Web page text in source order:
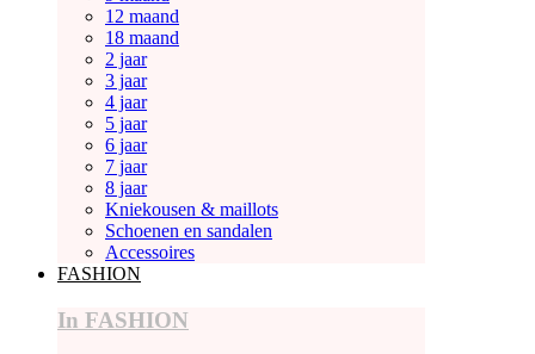
12 maand
18 maand
2 jaar
3 jaar
4 jaar
5 jaar
6 jaar
7 jaar
8 jaar
Kniekousen & maillots
Schoenen en sandalen
Accessoires
FASHION
In FASHION